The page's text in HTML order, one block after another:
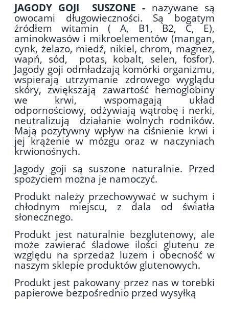
JAGODY GOJI SUSZONE - nazywane są
owocami długowieczności. Są bogatym
źródłem witamin ( A, B1, B2, C, E),
aminokwasów i mikroelementów (mangan,
cynk, żelazo, miedź, nikiel, chrom, magnez,
wapń, sód, potas, kobalt, selen, fosfor).
Jagody goji odmładzają komórki organizmu,
wspierają utrzymanie zdrowego wyglądu
skóry, zwiększają zawartość hemoglobiny
we krwi, wspomagają układ
odpornościowy, odżywiają wątrobę i nerki,
neutralizują działanie wolnych rodników.
Mają pozytywny wpływ na ciśnienie krwi i
jej krążenie w mózgu oraz w naczyniach
krwionośnych.
Jagody goji są suszone naturalnie. Przed
spożyciem można je namoczyć.
Produkt należy przechowywać w suchym i
chłodnym miejscu, z dala od światła
słonecznego.
Produkt jest naturalnie bezglutenowy, ale
może zawierać śladowe ilości glutenu ze
względu na sprzedaż luzem i obecność w
naszym sklepie produktów glutenowych.
Produkt jest pakowany przez nas w torebki
papierowe bezpośrednio przed wysyłką